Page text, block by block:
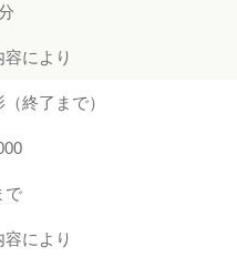
により
終了まで）
で
により